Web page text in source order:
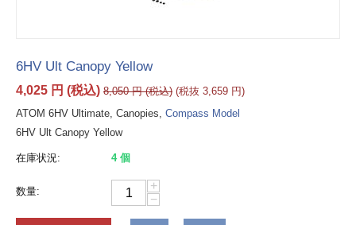
6HV Ult Canopy Yellow
4,025 円 (税込) 8,050 円(税込) (税抜 3,659 円)
ATOM 6HV Ultimate, Canopies, Compass Model
6HV Ult Canopy Yellow
在庫状況: 4 個
数量:
+
−